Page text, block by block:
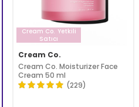
Cream Co. Yetkili
Satıcı
Cream Co.
Cream Co. Moisturizer Face
Cream 50 ml
(229)